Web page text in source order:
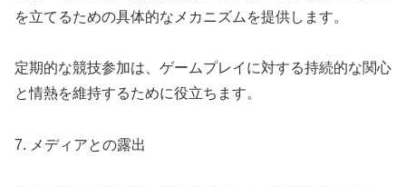
を立てるための具体的なメカニズムを提供します。
定期的な競技参加は、ゲームプレイに対する持続的な関心
と情熱を維持するために役立ちます。
7. メディアとの露出